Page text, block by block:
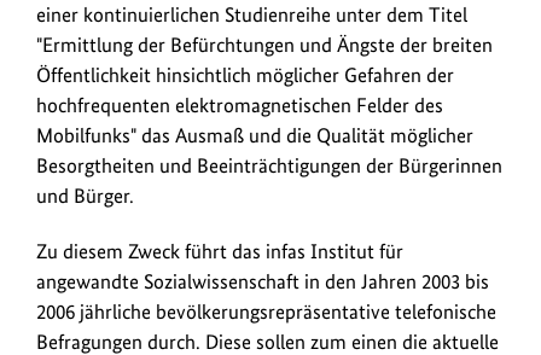
einer kontinuierlichen Studienreihe unter dem Titel
"Ermittlung der Befürchtungen und Ängste der breiten
Öffentlichkeit hinsichtlich möglicher Gefahren der
hochfrequenten elektromagnetischen Felder des
Mobilfunks" das Ausmaß und die Qualität möglicher
Besorgtheiten und Beeinträchtigungen der Bürgerinnen
und Bürger.
Zu diesem Zweck führt das infas Institut für
angewandte Sozialwissenschaft in den Jahren 2003 bis
2006 jährliche bevölkerungsrepräsentative telefonische
Befragungen durch. Diese sollen zum einen die aktuelle